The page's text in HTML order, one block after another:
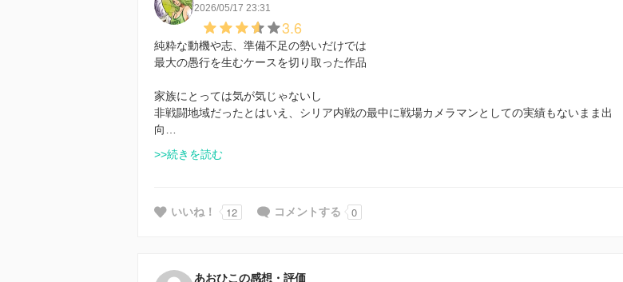
2026/05/17 23:31
3.6
純粋な動機や志、準備不足の勢いだけでは
最大の愚行を生むケースを切り取った作品
家族にとっては気が気じゃないし
非戦闘地域だったとはいえ、シリア内戦の最中に戦場カメラマンとしての実績もないまま出
向…
>>続きを読む
いいね！ 12 コメントする 0
あおひこの感想・評価